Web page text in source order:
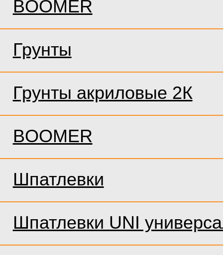
BOOMER
Грунты
Грунты акриловые 2К
BOOMER
Шпатлевки
Шпатлевки UNI